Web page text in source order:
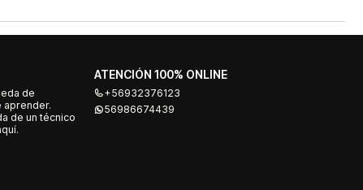
de
aprender.
de un técnico
ATENCIÓN 100% ONLINE
+56932376123
56986674439